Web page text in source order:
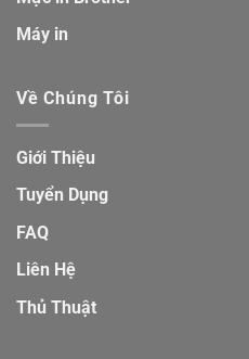
Máy in
Về Chúng Tôi
Giới Thiệu
Tuyển Dụng
FAQ
Liên Hệ
Thủ Thuật